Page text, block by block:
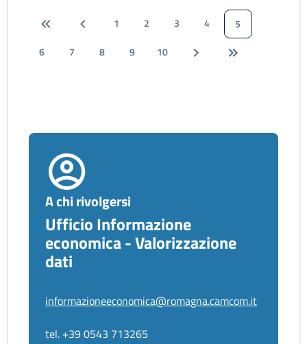
1 2 3 4
5
6
7 8 9 10
A chi rivolgersi
Ufficio Informazione
economica - Valorizzazione
dati
informazioneeconomica@romagna.camcom.it
tel. +39 0543 713265